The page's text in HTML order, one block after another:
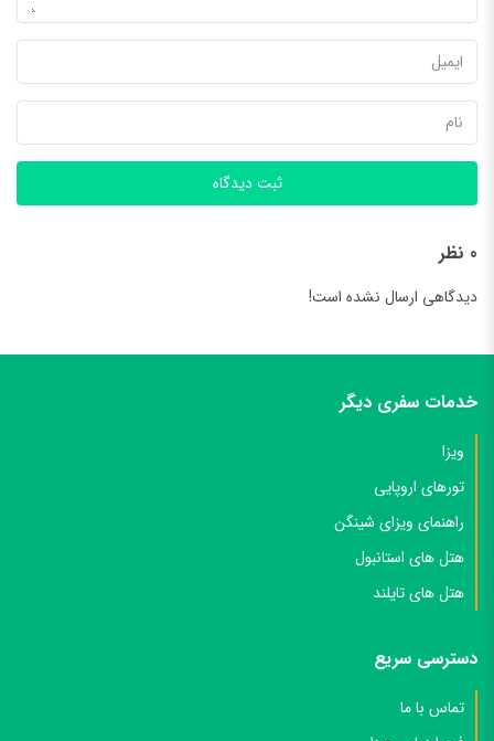
ثبت دیدگاه
0 نظر
دیدگاهی ارسال نشده است!
خدمات سفری دیگر
ویزا
تورهای اروپایی
راهنمای ویزای شینگن
هتل های استانبول
هتل های تایلند
دسترسی سریع
تماس با ما